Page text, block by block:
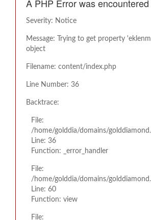
A PHP Error was encountered
Severity: Notice
Message: Trying to get property
object
Filename: content/index.php
Line Number: 36
Backtrace:
File:
/home/golddia/domains/
Line: 36
Function: _error_handler
File:
/home/golddia/domains/
Line: 60
Function: view
File: